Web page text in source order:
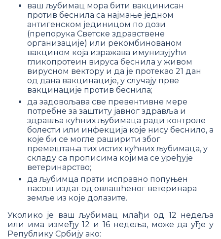
ваш љубимац мора бити вакцинисан
против беснила са најмање једном
антигенском јединицом по дози
(препорука Светске здравствене
организације) или рекомбинованом
вакцином која изражава имунизујући
гликопротеин вируса беснила у живом
вирусном вектору и да је протекао 21 дан
од дана вакцинације, у случају прве
вакцинације против беснила;
да задовољава све превентивне мере
потребне за заштиту јавног здравља и
здравља кућних љубимаца ради контроле
болести или инфекција које нису беснило, а
које би се могле раширити због
премештања тих истих кућних љубимаца, у
складу са прописима којима се уређује
ветеринарство;
да љубимца прати исправно попуњен
пасош издат од овлашћеног ветеринара
земље из које долазите.
Уколико је ваш љубимац млађи од 12 недеља
или има између 12 и 16 недеља, може да уђе у
Републику Србију ако: